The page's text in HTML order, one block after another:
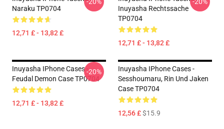
Naraku TP0704
12,71 £ - 13,82 £
Inuyasha Rechtssache
TP0704
12,71 £ - 13,82 £
Inuyasha IPhone Cases -
Feudal Demon Case TP0704
12,71 £ - 13,82 £
-20%
Inuyasha IPhone Cases -
Sesshoumaru, Rin Und Jaken
Case TP0704
12,56 £$15.9